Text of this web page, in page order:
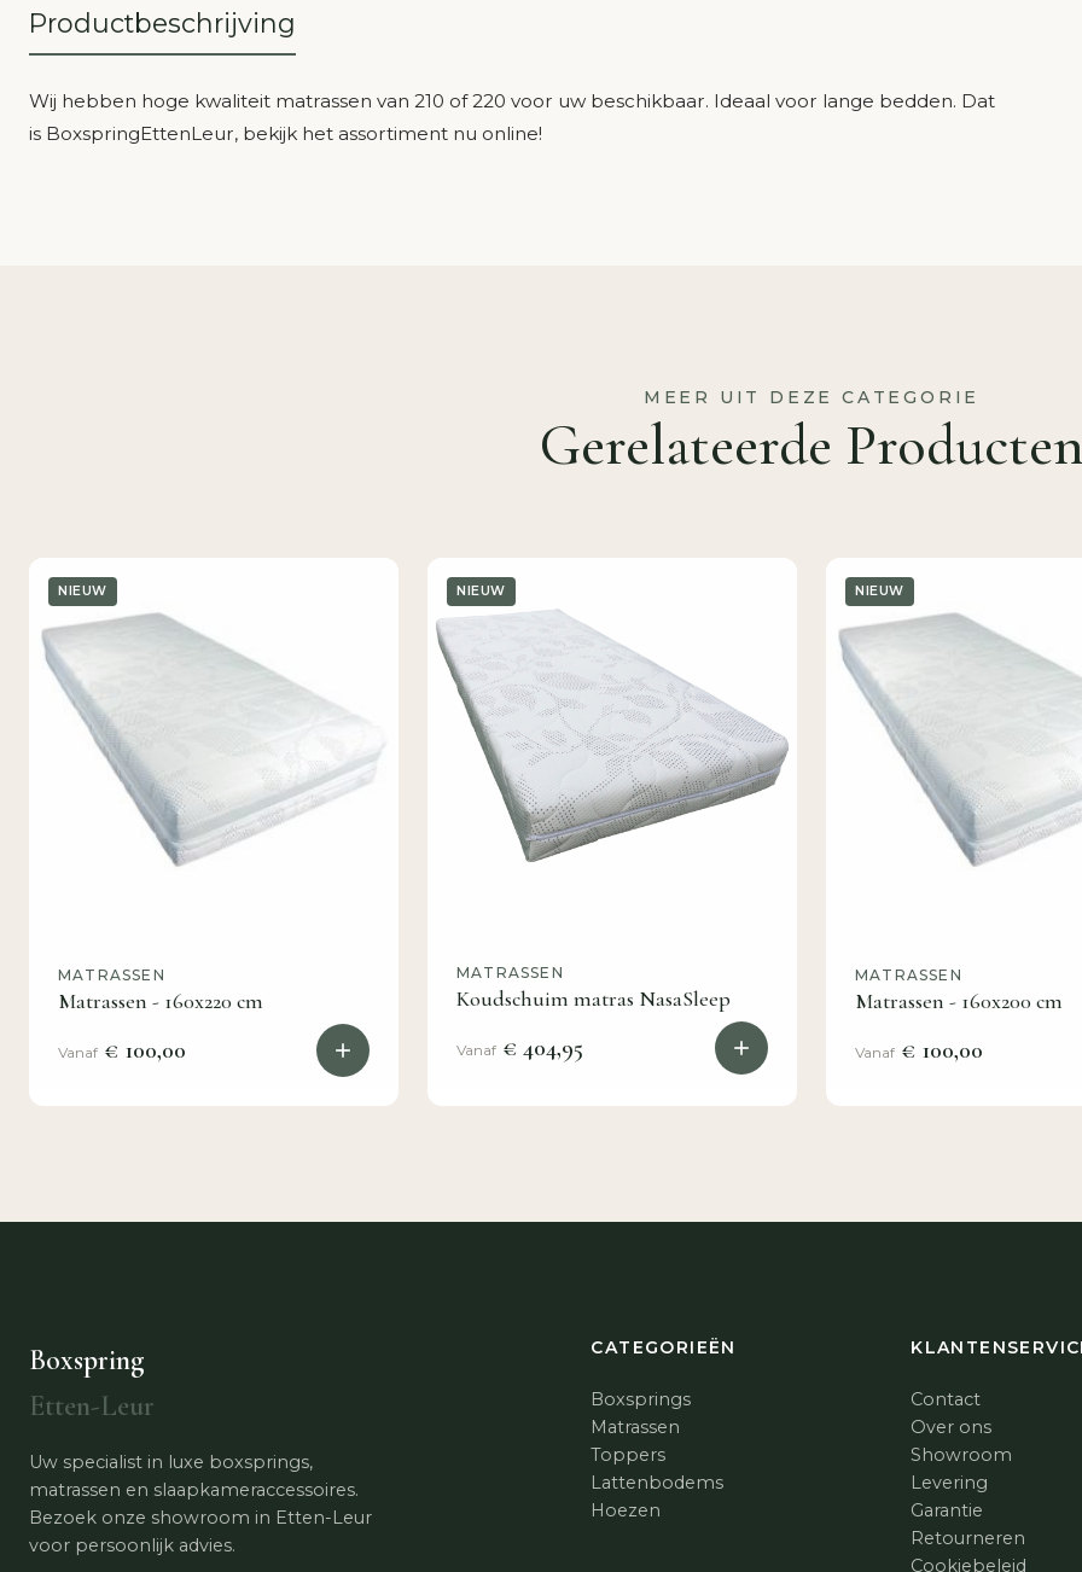
Productbeschrijving
Wij hebben hoge kwaliteit matrassen van 210 of 220 voor uw beschikbaar. Ideaal voor lange bedden. Dat
is BoxspringEttenLeur, bekijk het assortiment nu online!
MEER UIT DEZE CATEGORIE
Gerelateerde
NIEUW
MATRASSEN
Matrassen - 160x220 cm
Vanaf € 100,00
NIEUW
MATRASSEN
Koudschuim matras NasaSleep
Vanaf € 404,95
NIEUW
MATRASSEN
Matrassen - 160x200 cm
Vanaf € 100,00
Boxspring
Etten-Leur
Uw specialist in luxe boxsprings,
matrassen en slaapkameraccessoires.
Bezoek onze showroom in Etten-Leur
voor persoonlijk advies.
CATEGORIEËN
Boxsprings
Matrassen
Toppers
Lattenbodems
Hoezen
Contact
Over ons
Showroom
Levering
Garantie
Retourneren
Cookiebeleid